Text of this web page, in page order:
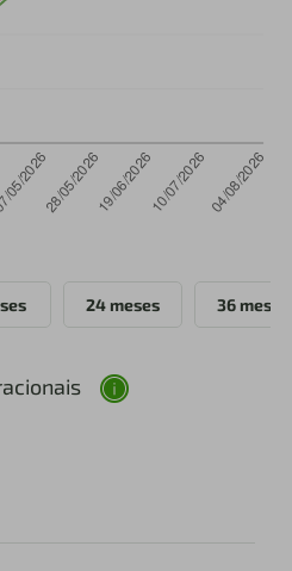
24 meses 36 meses